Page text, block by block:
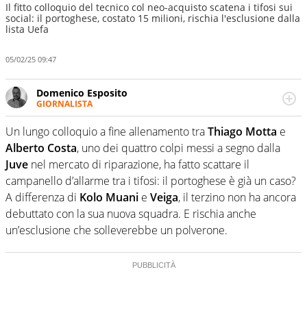
Il fitto colloquio del tecnico col neo-acquisto scatena i tifosi sui
social: il portoghese, costato 15 milioni, rischia l'esclusione dalla
lista Uefa
05/02/25 09:47
Domenico Esposito
GIORNALISTA
Da vent’anni in campo e sul campo per vivere ogni evento
in tutte le sue sfaccettature. Passione smisurata per il
calcio e per la sfera di cuoio. Il pallone è una cosa
serissima, guai a dirgli di no
Un lungo colloquio a fine allenamento traThiago Motta e
Alberto Costa, uno dei quattro colpi messi a segno dalla
Juve nel mercato di riparazione, ha fatto scattare il
campanello d’allarme tra i tifosi: il portoghese è già un caso?
A differenza di Kolo Muani e Veiga, il terzino non ha ancora
debuttato con la sua nuova squadra. E rischia anche
un’esclusione che solleverebbe un polverone.